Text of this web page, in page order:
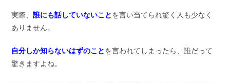
実際、誰にも話していないことを言い当てられ驚く人も少なく
ありません。
自分しか知らないはずのことを言われてしまったら、誰だって
驚きますよね。